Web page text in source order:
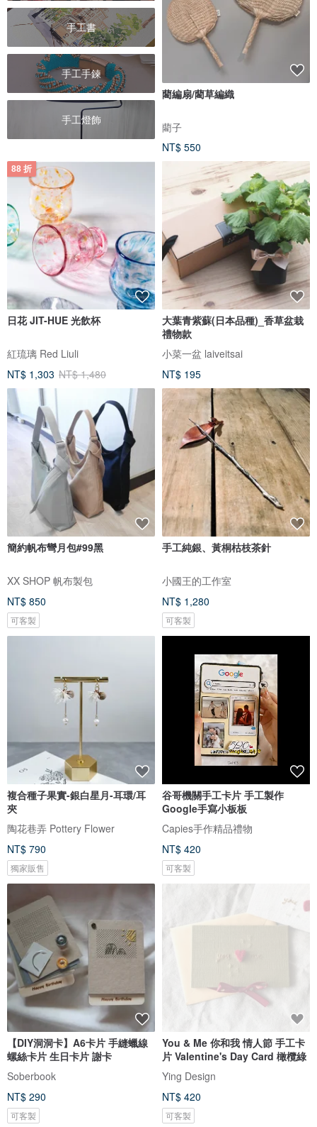
手工書
手工手鍊
手工燈飾
藺編扇/藺草編織
藺子
NT$ 550
88 折
日花 JIT-HUE 光飲杯
紅琉璃 Red Liuli
NT$ 1,303 NT$ 1,480
大葉青紫蘇(日本品種)_香草盆栽
禮物款
小菜一盆 laiveitsai
NT$ 195
簡約帆布彎月包#99黑
XX SHOP 帆布製包
NT$ 850
可客製
手工純銀、黃桐枯枝茶針
小國王的工作室
NT$ 1,280
可客製
複合種子果實-銀白星月-耳環/耳
夾
陶花巷弄 Pottery Flower
NT$ 790
獨家販售
谷哥機關手工卡片 手工製作
Google手寫小板板
Capies手作精品禮物
NT$ 420
可客製
【DIY洞洞卡】A6卡片 手縫蠟線
螺絲卡片 生日卡片 謝卡
Soberbook
NT$ 290
可客製
You & Me 你和我 情人節 手工卡
片 Valentine's Day Card 橄欖綠
Ying Design
NT$ 420
可客製